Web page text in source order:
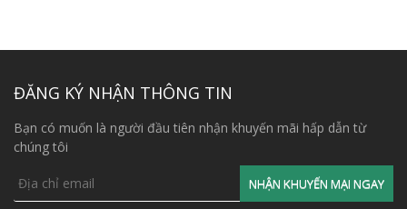
ĐĂNG KÝ NHẬN THÔNG TIN
Bạn có muốn là người đầu tiên nhận khuyến mãi hấp dẫn từ
chúng tôi